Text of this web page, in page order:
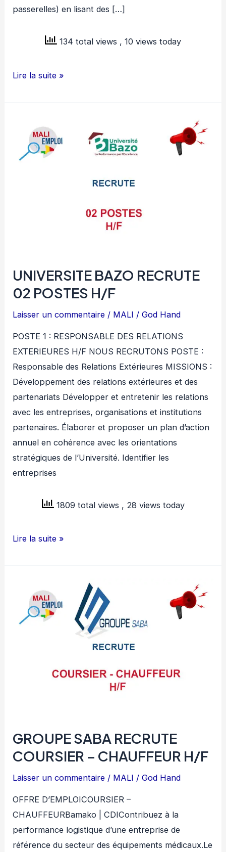
passerelles) en lisant des […]
134 total views , 10 views today
GRM
MONTEURS
Lire la suite »
UNIVERSITE BAZO RECRUTE
02 POSTES H/F
Laisser un commentaire / MALI /God Hand
POSTE 1 : RESPONSABLE DES RELATIONS
EXTERIEURES H/F NOUS RECRUTONS POSTE :
Responsable des Relations Extérieures MISSIONS :
Développement des relations extérieures et des
partenariats Développer et entretenir les relations
avec les entreprises, organisations et institutions
partenaires. Élaborer et proposer un plan d’action
annuel en cohérence avec les orientations
stratégiques de l’Université. Identifier les
entreprises
1809 total views , 28 views today
UNIVERSITE
POSTES
H/F
Lire la suite »
GROUPE SABA RECRUTE
COURSIER – CHAUFFEUR H/F
Laisser un commentaire / MALI /God Hand
OFFRE D’EMPLOICOURSIER –
CHAUFFEURBamako | CDIContribuez à la
performance logistique d’une entreprise de
référence du secteur des équipements médicaux.Le